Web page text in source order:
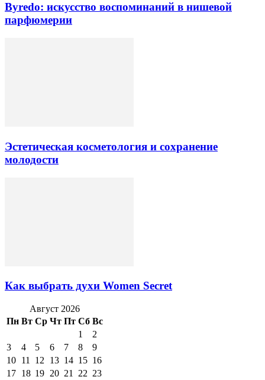
Byredo: искусство воспоминаний в нишевой
парфюмерии
Эстетическая косметология и сохранение
молодости
Как выбрать духи Women Secret
Август 2026
Пн Вт Ср Чт Пт Сб Вс
1
2
3
4 5 6 7 8
9
10 11 12 13 14 15 16
17 18 19 20 21 22 23